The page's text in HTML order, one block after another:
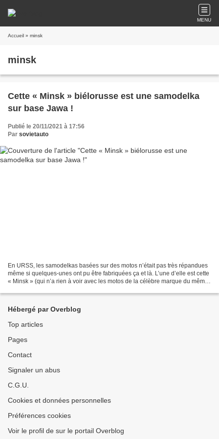
MENU
Accueil » minsk
minsk
Cette « Minsk » biélorusse est une samodelka
sur base Jawa !
Publié le 20/11/2021 à 17:56
Par sovietauto
En URSS, les samodelkas basées sur des motos n’était pas très répandues
même si quelques-unes ont pu être fabriquées ça et là. L’une d’elle est cette
« Minsk » (qui n’a rien à voir avec les motos de la célèbre marque du même
Hébergé par Overblog
Top articles
Pages
Contact
Signaler un abus
C.G.U.
Cookies et données personnelles
Préférences cookies
Voir le profil de sur le portail Overblog